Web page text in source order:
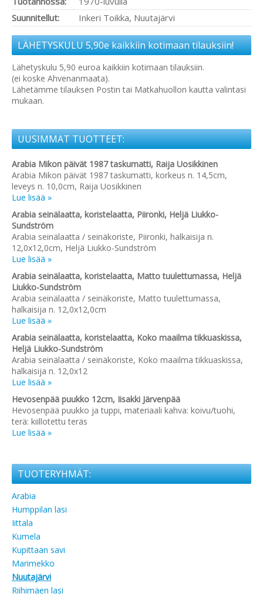
Suunnitellut:
Inkeri Toikka, Nuutajärvi
LÄHETYSKULU 5,90e kaikkiin kotimaan tilauksiin!
Lähetyskulu 5,90 euroa kaikkiin kotimaan tilauksiin.
(ei koske Ahvenanmaata).
Lähetämme tilauksen Postin tai Matkahuollon kautta valintasi
mukaan.
UUSIMMAT TUOTTEET:
Arabia Mikon päivät 1987 taskumatti, Raija Uosikkinen
Arabia Mikon päivät 1987 taskumatti, korkeus n. 14,5cm,
leveys n. 10,0cm, Raija Uosikkinen
Lue lisää »
Arabia seinälaatta, koristelaatta, Piironki, Heljä Liukko-
Sundström
Arabia seinälaatta / seinäkoriste, Piironki, halkaisija n.
12,0x12,0cm, Heljä Liukko-Sundström
Lue lisää »
Arabia seinälaatta, koristelaatta, Matto tuulettumassa, Heljä
Liukko-Sundström
Arabia seinälaatta / seinäkoriste, Matto tuulettumassa,
halkaisija n. 12,0x12,0cm
Lue lisää »
Arabia seinälaatta, koristelaatta, Koko maailma tikkuaskissa,
Heljä Liukko-Sundström
Arabia seinälaatta / seinäkoriste, Koko maailma tikkuaskissa,
halkaisija n. 12,0x12
Lue lisää »
Hevosenpää puukko 12cm, Iisakki Järvenpää
Hevosenpää puukko ja tuppi, materiaali kahva: koivu/tuohi,
terä: kiillotettu teräs
Lue lisää »
TUOTERYHMÄT:
Arabia
Humppilan lasi
Iittala
Kumela
Kupittaan savi
Marimekko
Nuutajärvi
Riihimäen lasi